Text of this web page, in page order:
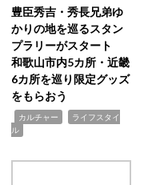
豊臣秀吉・秀長兄弟ゆ
かりの地を巡るスタン
プラリーがスタート
和歌山市内5カ所・近畿
6カ所を巡り限定グッズ
をもらおう
カルチャー
ライフスタイ
ル